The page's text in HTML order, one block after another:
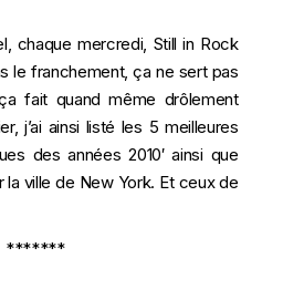
chaque mercredi, Still in Rock
le franchement, ça ne sert pas
fait quand même drôlement
j’ai ainsi listé les 5 meilleures
des années 2010′ ainsi que
la ville de New York. Et ceux de
*******